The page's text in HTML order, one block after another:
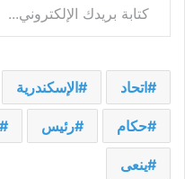
اتحاد الإسكندرية
حكام رئيس
ينعى